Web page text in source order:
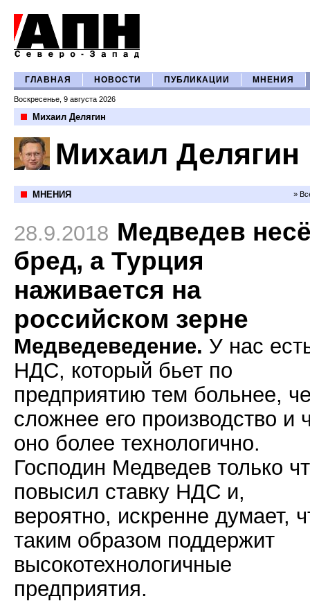
ГЛАВНАЯ НОВОСТИ ПУБЛИКАЦИИ МНЕНИЯ
Воскресенье, 9 августа 2026
Михаил Делягин
Михаил Делягин
МНЕНИЯ »
28.9.2018 Медведев
бред, а Турция
наживается на
российском зерне
Медведеведение. У нас
НДС, который бьет по
предприятию тем больнее,
сложнее его производство и
оно более технологично.
Господин Медведев только
повысил ставку НДС и,
вероятно, искренне думает,
таким образом поддержит
высокотехнологичные
предприятия.